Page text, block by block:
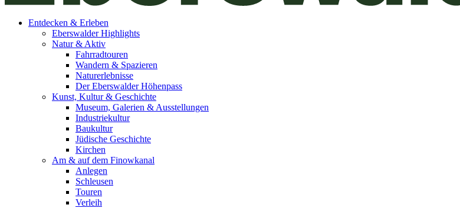
Entdecken & Erleben
Eberswalder Highlights
Natur & Aktiv
Fahrradtouren
Wandern & Spazieren
Naturerlebnisse
Der Eberswalder Höhenpass
Kunst, Kultur & Geschichte
Museum, Galerien & Ausstellungen
Industriekultur
Baukultur
Jüdische Geschichte
Kirchen
Am & auf dem Finowkanal
Anlegen
Schleusen
Touren
Verleih